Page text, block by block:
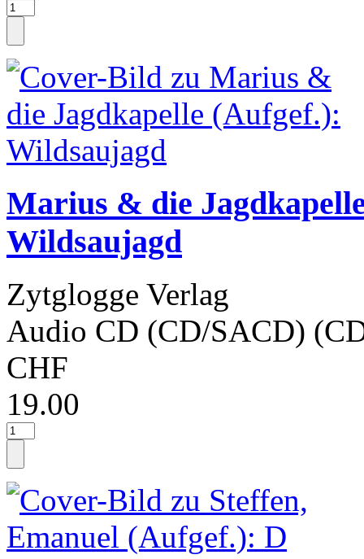
Marius & die
Wildsaujagd
Zytglogge Verlag
Audio CD (CD/SACD)
CHF
19.00